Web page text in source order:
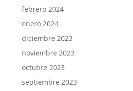
febrero 2024
enero 2024
diciembre 2023
noviembre 2023
octubre 2023
septiembre 2023